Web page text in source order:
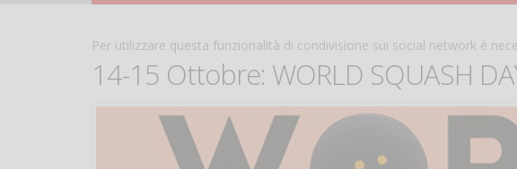
Per utilizzare questa funzionalità di condivisione sui social network è
14-15 Ottobre: WORLD SQUASH